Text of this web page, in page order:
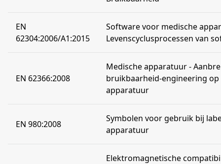
EN
62304:2006/A1:2015
Software voor medische
Levenscyclusprocessen van
EN 62366:2008
Medische apparatuur -
bruikbaarheid-engineering op
apparatuur
EN 980:2008
Symbolen voor gebruik bij
apparatuur
Elektromagnetische